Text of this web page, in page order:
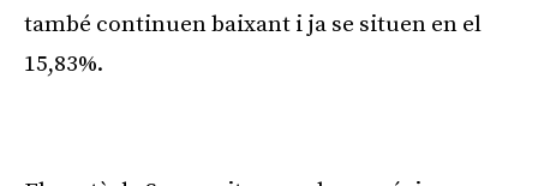
també continuen baixant i ja se situen en el
15,83%.